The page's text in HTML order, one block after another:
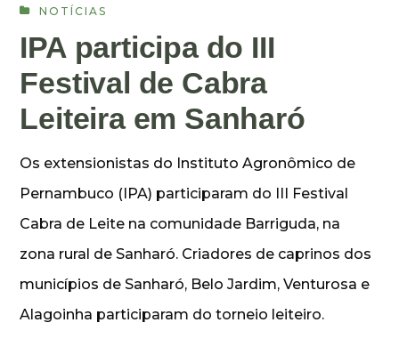
NOTÍCIAS
IPA participa do III
Festival de Cabra
Leiteira em Sanharó
Os extensionistas do Instituto Agronômico de
Pernambuco (IPA) participaram do III Festival
Cabra de Leite na comunidade Barriguda, na
zona rural de Sanharó. Criadores de caprinos dos
municípios de Sanharó, Belo Jardim, Venturosa e
Alagoinha participaram do torneio leiteiro.